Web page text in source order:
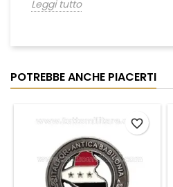
Leggi tutto
POTREBBE ANCHE PIACERTI
favorite_border